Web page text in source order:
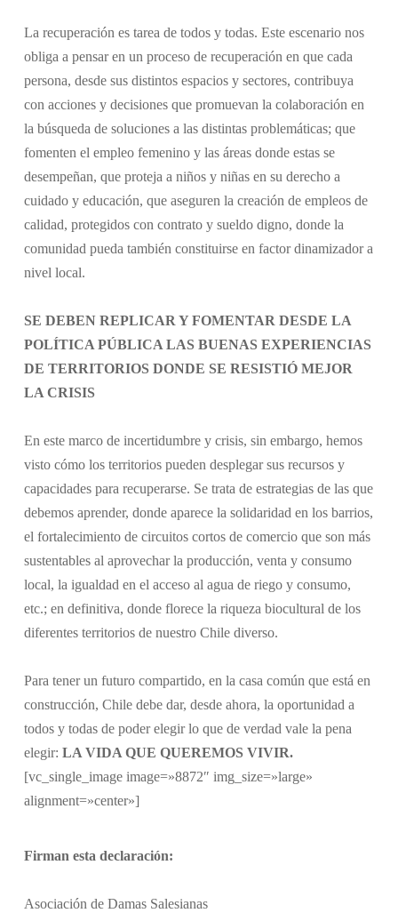
La recuperación es tarea de todos y todas. Este escenario nos
obliga a pensar en un proceso de recuperación en que cada
persona, desde sus distintos espacios y sectores, contribuya
con acciones y decisiones que promuevan la colaboración en
la búsqueda de soluciones a las distintas problemáticas; que
fomenten el empleo femenino y las áreas donde estas se
desempeñan, que proteja a niños y niñas en su derecho a
cuidado y educación, que aseguren la creación de empleos de
calidad, protegidos con contrato y sueldo digno, donde la
comunidad pueda también constituirse en factor dinamizador a
nivel local.
SE DEBEN REPLICAR Y FOMENTAR DESDE LA
POLÍTICA PÚBLICA LAS BUENAS EXPERIENCIAS
DE TERRITORIOS DONDE SE RESISTIÓ MEJOR
LA CRISIS
En este marco de incertidumbre y crisis, sin embargo, hemos
visto cómo los territorios pueden desplegar sus recursos y
capacidades para recuperarse. Se trata de estrategias de las que
debemos aprender, donde aparece la solidaridad en los barrios,
el fortalecimiento de circuitos cortos de comercio que son más
sustentables al aprovechar la producción, venta y consumo
local, la igualdad en el acceso al agua de riego y consumo,
etc.; en definitiva, donde florece la riqueza biocultural de los
diferentes territorios de nuestro Chile diverso.
Para tener un futuro compartido, en la casa común que está en
construcción, Chile debe dar, desde ahora, la oportunidad a
todos y todas de poder elegir lo que de verdad vale la pena
elegir: LA VIDA QUE QUEREMOS VIVIR.
[vc_single_image image=»8872″ img_size=»large»
alignment=»center»]
Firman esta declaración:
Asociación de Damas Salesianas